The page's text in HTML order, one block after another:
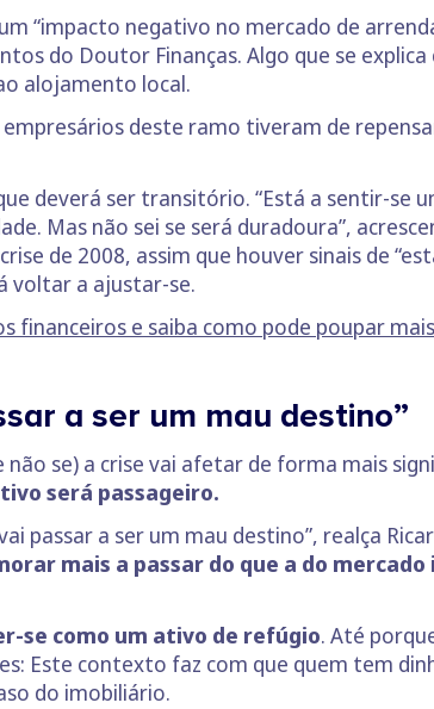
“impacto negativo no mercado de
do Doutor Finanças. Algo que se
alojamento local.
deste ramo tiveram de
deverá ser transitório. “Está a sentir-se
Mas não sei se será duradoura”,
de 2008, assim que houver sinais de
voltar a ajustar-se.
financeiros e saiba como pode poupar mais
a ser um mau destino”
não se) a crise vai afetar de forma mais
será passageiro.
passar a ser um mau destino”, realça
mais a passar do que a do
se como um ativo de refúgio. Até
Este contexto faz com que quem tem
do imobiliário.